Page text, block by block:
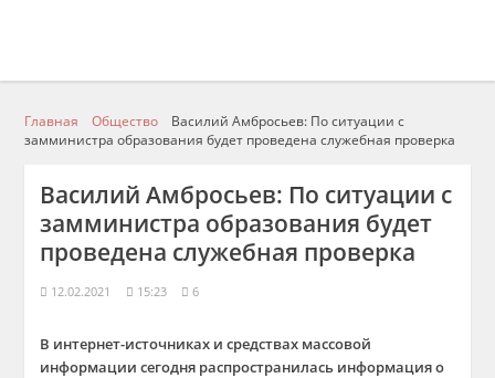
Главная Общество
Василий Амбросьев: По ситуации с
замминистра образования будет проведена служебная проверка
Василий Амбросьев: По ситуации с
замминистра образования будет
проведена служебная проверка
12.02.2021 15:23 6
В интернет-источниках и средствах массовой
информации сегодня распространилась информация о